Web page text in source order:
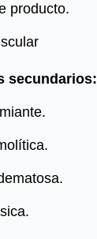
producto.
secundarios: